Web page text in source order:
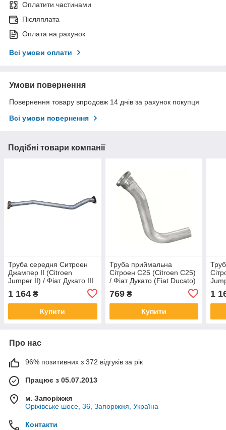
Оплатити частинами
Післяплата
Оплата на рахунок
Всі умови оплати
Умови повернення
Повернення товару впродовж 14 днів за рахунок покупця
Всі умови повернення
Подібні товари компанії
Труба середня Ситроен
Джампер II (Citroen
Jumper II) / Фіат Дукато III
Боксер II (Peugeot Boxer
II) 2.8
1 164 ₴
Купити
Труба приймальна
Сітроен С25 (Citroen C25)
/ Фіат Дукато (Fiat Ducato)
1.8/2.0 (07.271)
769₴
Купити
1
Про нас
96% позитивних з 372 відгуків за рік
Працює з 05.07.2013
м. Запоріжжя
Оріхівське шосе, 36, Запоріжжя, Україна
Контакти